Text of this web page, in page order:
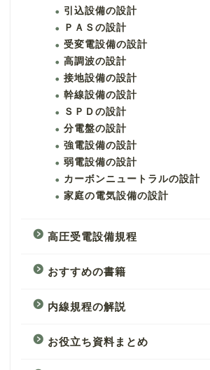
引込設備の設計
ＰＡＳの設計
受変電設備の設計
高調波の設計
接地設備の設計
幹線設備の設計
ＳＰＤの設計
分電盤の設計
強電設備の設計
弱電設備の設計
カーボンニュートラルの設計
家庭の電気設備の設計
高圧受電設備規程
おすすめの書籍
内線規程の解説
お役立ち資料まとめ